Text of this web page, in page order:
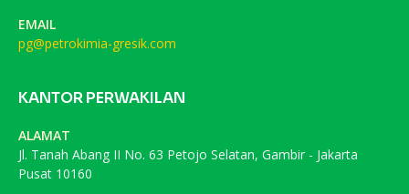
EMAIL
pg@petrokimia-gresik.com
KANTOR PERWAKILAN
ALAMAT
Jl. Tanah Abang II No. 63 Petojo Selatan, Gambir - Jakarta
Pusat 10160